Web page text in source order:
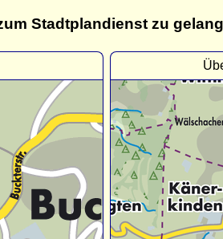
Stadtplandienst zu